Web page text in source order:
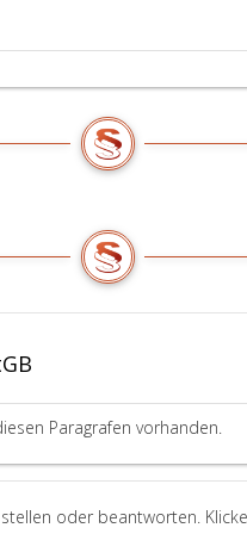
bis
720
Tagessätzen
Paragrafen vorhanden.
oder beantworten.